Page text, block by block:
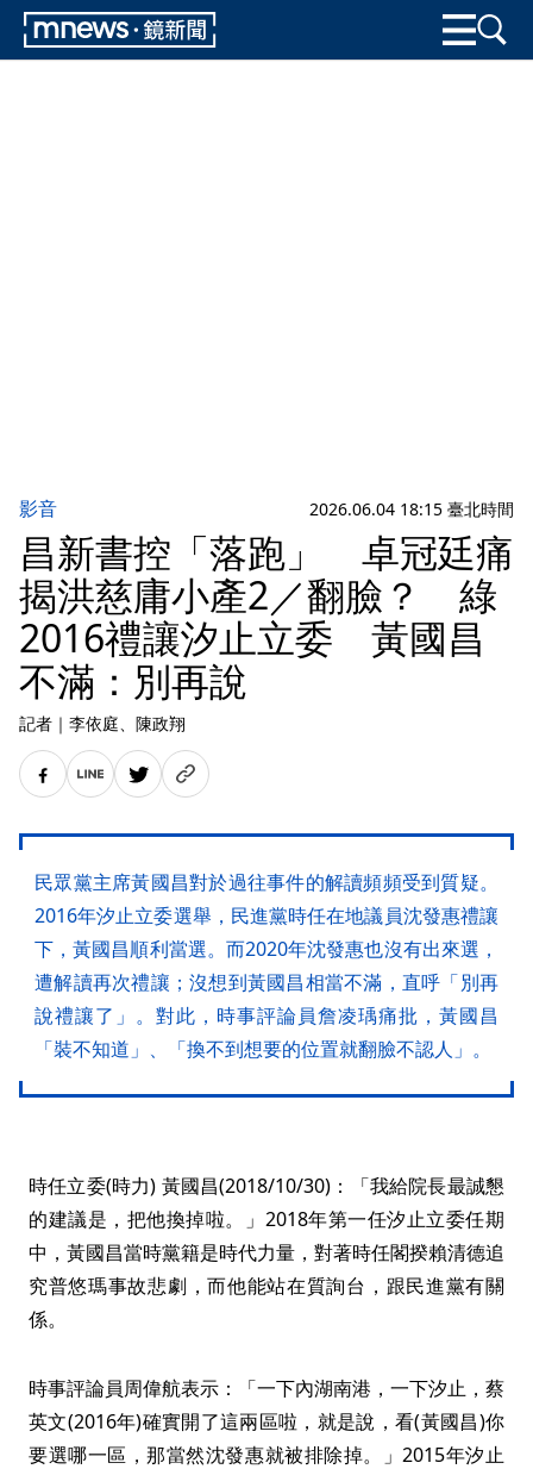
影音 2026.06.04 18:15 臺北時間
昌新書控「落跑」 卓冠廷痛
揭洪慈庸小產2／翻臉？ 綠
2016禮讓汐止立委 黃國昌
不滿：別再說
記者 ｜ 李依庭、陳政翔
民眾黨主席黃國昌對於過往事件的解讀頻頻受到質疑。
2016年汐止立委選舉，民進黨時任在地議員沈發惠禮讓
下，黃國昌順利當選。而2020年沈發惠也沒有出來選，
遭解讀再次禮讓；沒想到黃國昌相當不滿，直呼「別再
說禮讓了」。對此，時事評論員詹凌瑀痛批，黃國昌
「裝不知道」、「換不到想要的位置就翻臉不認人」。
時任立委(時力) 黃國昌(2018/10/30)：「我給院長最誠懇
的建議是，把他換掉啦。」2018年第一任汐止立委任期
中，黃國昌當時黨籍是時代力量，對著時任閣揆賴清德追
究普悠瑪事故悲劇，而他能站在質詢台，跟民進黨有關
係。
時事評論員周偉航表示：「一下內湖南港，一下汐止，蔡
英文(2016年)確實開了這兩區啦，就是說，看(黃國昌)你
要選哪一區，那當然沈發惠就被排除掉。」2015年汐止